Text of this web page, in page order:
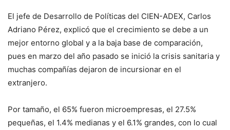
El jefe de Desarrollo de Políticas del CIEN-ADEX, Carlos
Adriano Pérez, explicó que el crecimiento se debe a un
mejor entorno global y a la baja base de comparación,
pues en marzo del año pasado se inició la crisis sanitaria y
muchas compañías dejaron de incursionar en el
extranjero.
Por tamaño, el 65% fueron microempresas, el 27.5%
pequeñas, el 1.4% medianas y el 6.1% grandes, con lo cual